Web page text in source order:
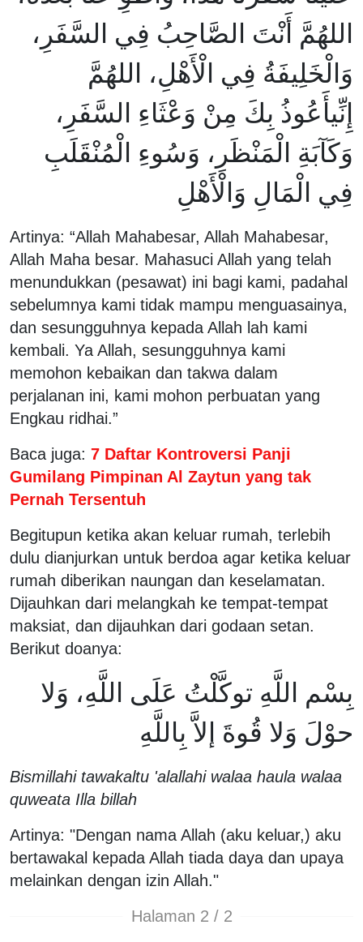
اللهُمَّ أَنْتَ الصَّاحِبُ فِي السَّفَرِ،
وَالْخَلِيفَةُ فِي الْأَهْلِ، اللهُمَّ
إِنِّيأَعُوذُ بِكَ مِنْ وَعْثَاءِ السَّفَرِ،
وَكَآبَةِ الْمَنْظَرِ، وَسُوءِ الْمُنْقَلَبِ
فِي الْمَالِ وَالْأَهْلِ
Artinya: “Allah Mahabesar, Allah Mahabesar,
Allah Maha besar. Mahasuci Allah yang telah
menundukkan (pesawat) ini bagi kami, padahal
sebelumnya kami tidak mampu menguasainya,
dan sesungguhnya kepada Allah lah kami
kembali. Ya Allah, sesungguhnya kami
memohon kebaikan dan takwa dalam
perjalanan ini, kami mohon perbuatan yang
Engkau ridhai.”
Baca juga: 7 Daftar Kontroversi Panji
Gumilang Pimpinan Al Zaytun yang tak
Pernah Tersentuh
Begitupun ketika akan keluar rumah, terlebih
dulu dianjurkan untuk berdoa agar ketika keluar
rumah diberikan naungan dan keselamatan.
Dijauhkan dari melangkah ke tempat-tempat
maksiat, dan dijauhkan dari godaan setan.
Berikut doanya:
بِسْم اللَّهِ توكَّلْتُ عَلَى اللَّهِ، وَلا
حوْلَ وَلا قُوةَ إلاَّ بِاللَّهِ
Bismillahi tawakaltu 'alallahi walaa haula walaa
quweata Illa billah
Artinya: "Dengan nama Allah (aku keluar,) aku
bertawakal kepada Allah tiada daya dan upaya
melainkan dengan izin Allah."
Halaman 2 / 2